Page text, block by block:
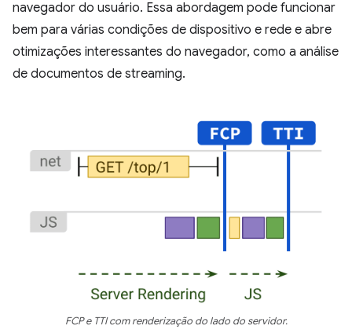
navegador do usuário. Essa abordagem pode funcionar
bem para várias condições de dispositivo e rede e abre
otimizações interessantes do navegador, como a análise
de documentos de streaming.
FCP e TTI com renderização do lado do servidor.